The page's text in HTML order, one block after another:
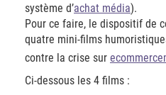
système d’achat média).
Pour ce faire, le dispositif de
quatre mini-films
contre la crise sur
Ci-dessous les 4 films :